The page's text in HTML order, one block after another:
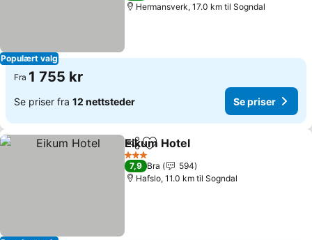
Populært valg
Hermansverk, 17.0 km til Sogndal
Fra 1 755 kr
Se priser fra 12 nettsteder Se priser
Del Legg til i favoritter
Eikum Hotel
3 Stjerner
7,9 Bra
594
Hafslo, 11.0 km til Sogndal